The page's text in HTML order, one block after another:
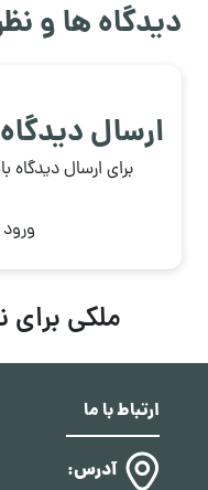
دیدگاه ها و
ارسال دیدگاه
برای ارسال دیدگاه
ملکی
ارتباط با ما
آدرس: